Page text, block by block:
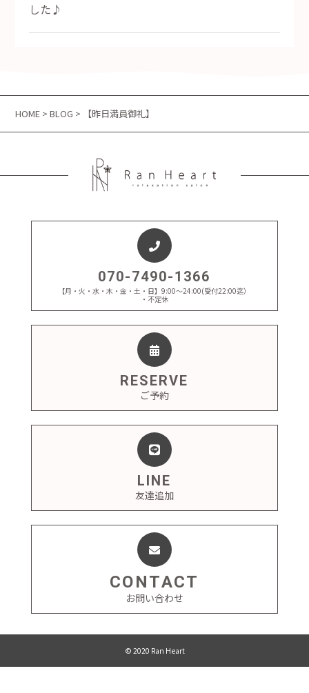
した♪
HOME >BLOG > 【昨日満員御礼】
070-7490-1366
【月・火・水・木・金・土・日】9:00～24:00(受付22:00迄）
・不定休
RESERVE
ご予約
LINE
友達追加
CONTACT
お問い合わせ
© 2020 Ran Heart